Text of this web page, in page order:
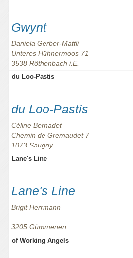
Gwynt
Daniela Gerber-Mattli
Unteres Hühnermoos 71
3538 Röthenbach i.E.
du Loo-Pastis
du Loo-Pastis
Céline Bernadet
Chemin de Gremaudet 7
1073 Saugny
Lane's Line
Lane's Line
Brigit Herrmann
3205 Gümmenen
of Working Angels